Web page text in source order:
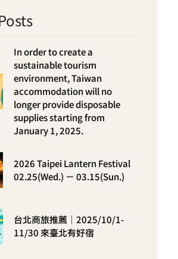
In order to create a
sustainable tourism
environment, Taiwan
accommodation will no
longer provide disposable
supplies starting from
January 1, 2025.
2026 Taipei Lantern Festival
02.25(Wed.) － 03.15(Sun.)
台北商旅推薦｜2025/10/1-
11/30 來臺北有好宿